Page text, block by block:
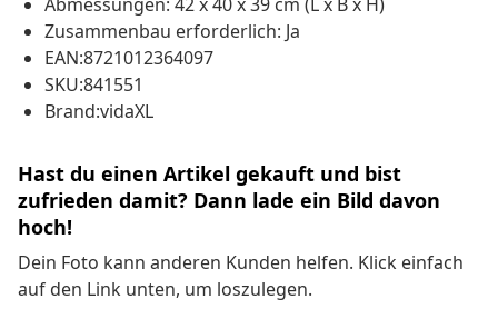
Zusammenbau erforderlich: Ja
EAN:8721012364097
SKU:841551
Brand:vidaXL
Hast du einen Artikel gekauft und bist
zufrieden damit? Dann lade ein Bild davon
hoch!
Dein Foto kann anderen Kunden helfen. Klick einfach
auf den Link unten, um loszulegen.